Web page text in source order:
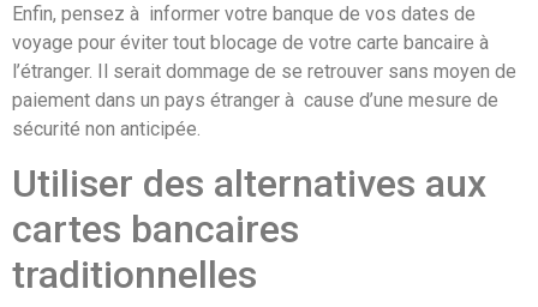
Enfin, pensez à informer votre banque de vos dates de
voyage pour éviter tout blocage de votre carte bancaire à
l’étranger. Il serait dommage de se retrouver sans moyen de
paiement dans un pays étranger à cause d’une mesure de
sécurité non anticipée.
Utiliser des alternatives aux
cartes bancaires
traditionnelles